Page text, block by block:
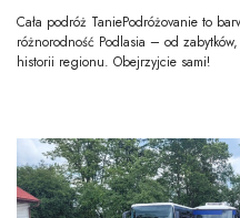
Cała podróż TaniePodróżovanie to
różnorodność Podlasia – od
historii regionu. Obejrzyjcie sami!